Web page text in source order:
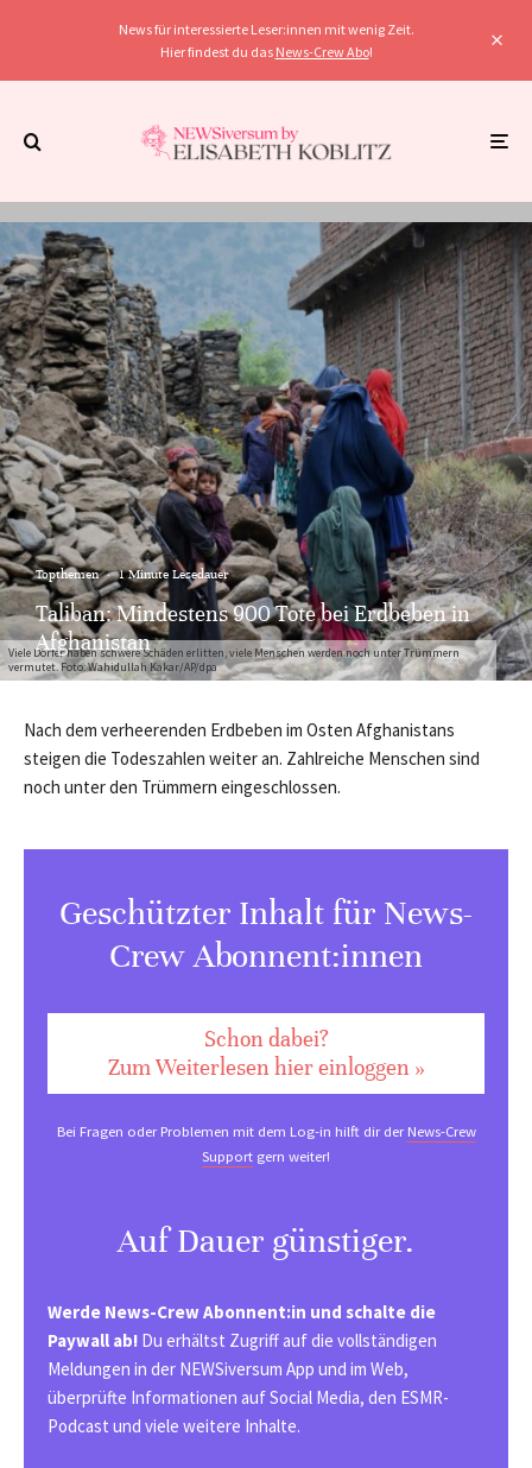
News für interessierte Leser:innen mit wenig Zeit.
Hier findest du das News-Crew Abo!
Viele Dörfer haben schwere Schäden erlitten, viele Menschen werden noch unter Trümmern
vermutet. Foto: Wahidullah Kakar/AP/dpa
Topthemen · 1 Minute Lesedauer
Taliban: Mindestens 900 Tote bei Erdbeben in
Afghanistan
Nach dem verheerenden Erdbeben im Osten Afghanistans
steigen die Todeszahlen weiter an. Zahlreiche Menschen sind
noch unter den Trümmern eingeschlossen.
Geschützter Inhalt für News-
Crew Abonnent:innen
Schon dabei?
Zum Weiterlesen hier einloggen »
Bei Fragen oder Problemen mit dem Log-in hilft dir derNews-Crew
Support gern weiter!
Auf Dauer günstiger.
Werde News-Crew Abonnent:in und schalte die
Paywall ab! Du erhältst Zugriff auf die vollständigen
Meldungen in der NEWSiversum App und im Web,
überprüfte Informationen auf Social Media, den ESMR-
Podcast und viele weitere Inhalte.